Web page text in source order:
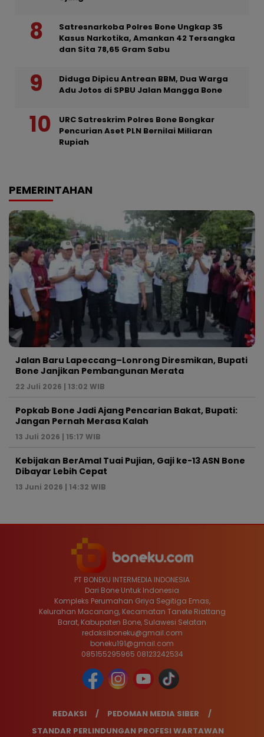
Satresnarkoba Polres Bone Ungkap 35
Kasus Narkotika, Amankan 42 Tersangka
dan Sita 78,65 Gram Sabu
Diduga Dipicu Antrean BBM, Dua Warga
Adu Jotos di SPBU Jalan Mangga Bone
URC Satreskrim Polres Bone Bongkar
Pencurian Aset PLN Bernilai Miliaran
Rupiah
PEMERINTAHAN
Jalan Baru Lapeccang–Lonrong Diresmikan, Bupati
Bone Janjikan Pembangunan Merata
22 Juli 2026 | 13:02 WIB
Popkab Bone Jadi Ajang Pencarian Bakat, Bupati:
Jangan Pernah Merasa Kalah
13 Juli 2026 | 15:17 WIB
Kebijakan BerAmal Tuai Pujian, Gaji ke-13 ASN Bone
Dibayar Lebih Cepat
13 Juni 2026 | 14:32 WIB
PT BONEKU INTERMEDIA INDONESIA
Dari Bone Untuk Indonesia
Kompleks Perumahan Griya Segitiga Emas,
Kelurahan Macanang, Kecamatan Tanete Riattang
Barat, Kabupaten Bone, Sulawesi Selatan
redaksiboneku@gmail.com
boneku191@gmail.com
085155295965 08123242534
REDAKSI
PEDOMAN MEDIA SIBER
STANDAR PERLINDUNGAN PROFESI WARTAWAN